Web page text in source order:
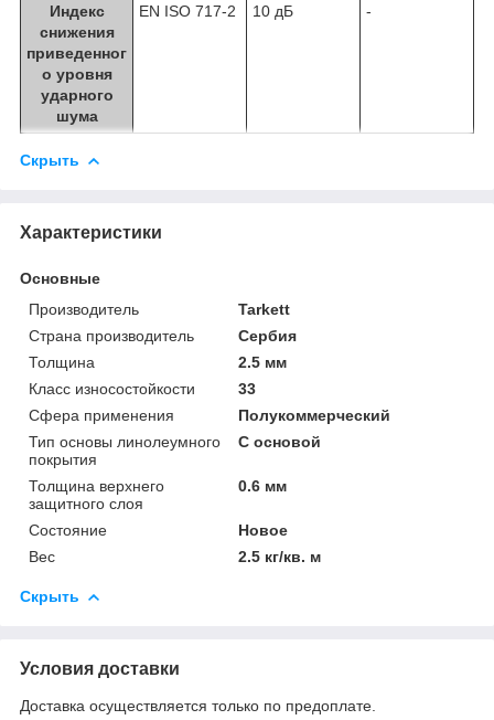
Индекс
снижения
приведенног
о уровня
ударного
шума
EN ISO 717-2 10 дБ -
Скрыть
Характеристики
Основные
Производитель
Tarkett
Страна производитель
Сербия
Толщина
2.5 мм
Класс износостойкости
33
Сфера применения
Полукоммерческий
Тип основы линолеумного
покрытия
С основой
Толщина верхнего
защитного слоя
0.6 мм
Состояние
Новое
Вес
2.5 кг/кв. м
Скрыть
Условия доставки
Доставка осуществляется только по предоплате.